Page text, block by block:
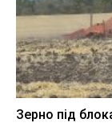
Зерно під